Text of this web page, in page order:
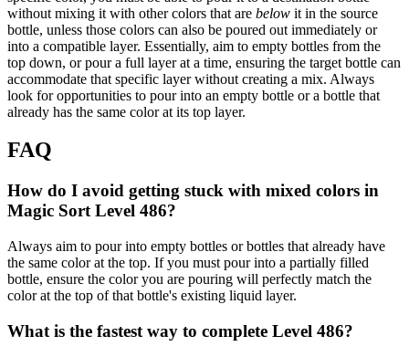
without mixing it with other colors that are below it in the source
bottle, unless those colors can also be poured out immediately or
into a compatible layer. Essentially, aim to empty bottles from the
top down, or pour a full layer at a time, ensuring the target bottle can
accommodate that specific layer without creating a mix. Always
look for opportunities to pour into an empty bottle or a bottle that
already has the same color at its top layer.
FAQ
How do I avoid getting stuck with mixed colors in
Magic Sort Level 486?
Always aim to pour into empty bottles or bottles that already have
the same color at the top. If you must pour into a partially filled
bottle, ensure the color you are pouring will perfectly match the
color at the top of that bottle's existing liquid layer.
What is the fastest way to complete Level 486?